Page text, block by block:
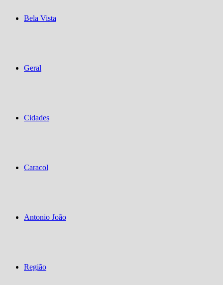
Bela Vista
Geral
Cidades
Caracol
Antonio João
Região